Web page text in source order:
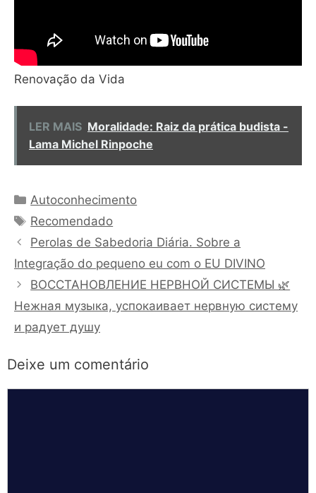
Renovação da Vida
LER MAIS Moralidade: Raiz da prática budista -
Lama Michel Rinpoche
Categorias
Autoconhecimento
Tags
Recomendado
Perolas de Sabedoria Diária. Sobre a
Integração do pequeno eu com o EU DIVINO
ВОССТАНОВЛЕНИЕ НЕРВНОЙ СИСТЕМЫ 🌿
Нежная музыка, успокаивает нервную систему
и радует душу
Deixe um comentário